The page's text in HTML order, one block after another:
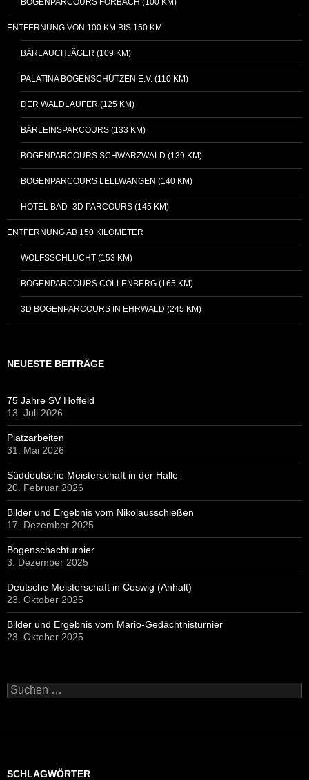
ENTFERNUNG VON 100 KM BIS 150 KM
BÄRLAUCHJÄGER (109 KM)
PALATINA BOGENSCHÜTZEN E.V. (110 KM)
DER WALDLÄUFER (125 KM)
BÄRLEINSPARCOURS (133 KM)
BOGENPARCOURS SCHWARZWALD (139 KM)
BOGENPARCOURS LELLWANGEN (140 KM)
HOTEL BAD -3D PARCOURS (145 KM)
ENTFERNUNG AB 150 KILOMETER
WOLFSSCHLUCHT (153 KM)
BOGENPARCOURS COLLENBERG (165 KM)
3D BOGENPARCOURS IN EHRWALD (245 KM)
NEUESTE BEITRÄGE
75 Jahre SV Hoffeld
13. Juli 2026
Platzarbeiten
31. Mai 2026
Süddeutsche Meisterschaft in der Halle
20. Februar 2026
Bilder und Ergebnis vom Nikolausschießen
17. Dezember 2025
Bogenschachturnier
3. Dezember 2025
Deutsche Meisterschaft in Coswig (Anhalt)
23. Oktober 2025
Bilder und Ergebnis vom Mario-Gedächtnisturnier
23. Oktober 2025
Suchen
nach:
SCHLAGWÖRTER